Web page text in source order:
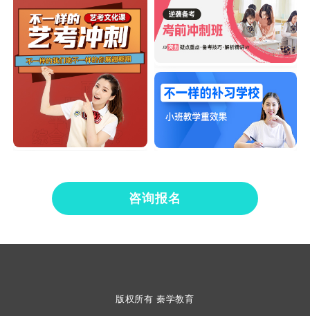
咨询报名
版权所有 秦学教育